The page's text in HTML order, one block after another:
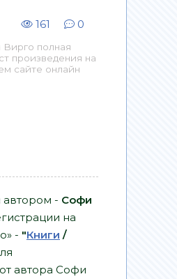
161 0
полная
произведения на
сайте онлайн
автором - Софи
на
- "Книги /
автора Софи